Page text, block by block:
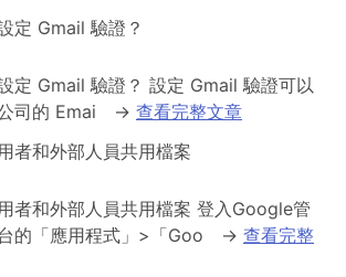
定 Gmail 驗證？
定 Gmail 驗證？ 設定 Gmail 驗證可以
司的 Emai
→ 查看完整文章
者和外部人員共用檔案
者和外部人員共用檔案 登入Google管
的「應用程式」>「Goo
→ 查看完整